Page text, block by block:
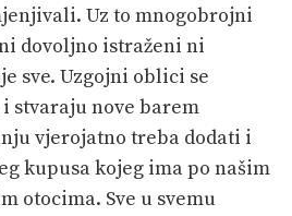
Uz to mnogobrojni
dovoljno istraženi ni
sve. Uzgojni oblici se
stvaraju nove barem
vjerojatno treba dodati i
kupusa kojeg ima po našim
otocima. Sve u svemu